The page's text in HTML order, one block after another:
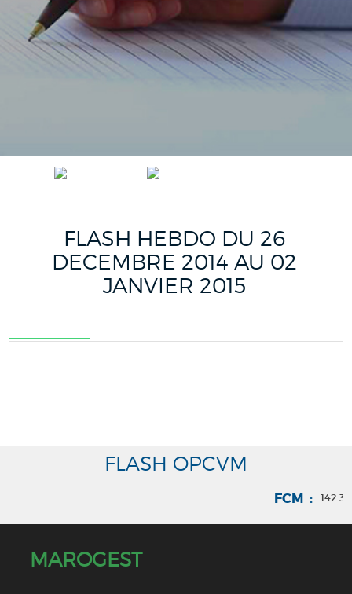
FLASH HEBDO FR
FLASH HEBDO DU 26
DECEMBRE 2014 AU 02
JANVIER 2015
FLASH OPCVM
FCM : 142.35
MAROGEST